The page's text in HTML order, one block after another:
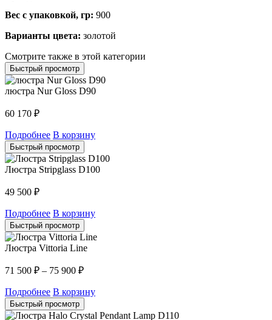
Вес с упаковкой, гр: 900
Варианты цвета: золотой
Смотрите также в этой категории
Быстрый просмотр
люстра Nur Gloss D90
60 170 ₽
Подробнее В корзину
Быстрый просмотр
Люстра Stripglass D100
49 500 ₽
Подробнее В корзину
Быстрый просмотр
Люстра Vittoria Line
71 500 ₽ – 75 900 ₽
Подробнее В корзину
Быстрый просмотр